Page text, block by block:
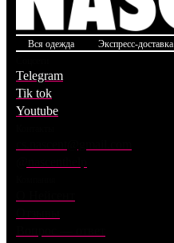
Вся одежда Экспресс-доставка
Telegram
Tik tok
Youtube